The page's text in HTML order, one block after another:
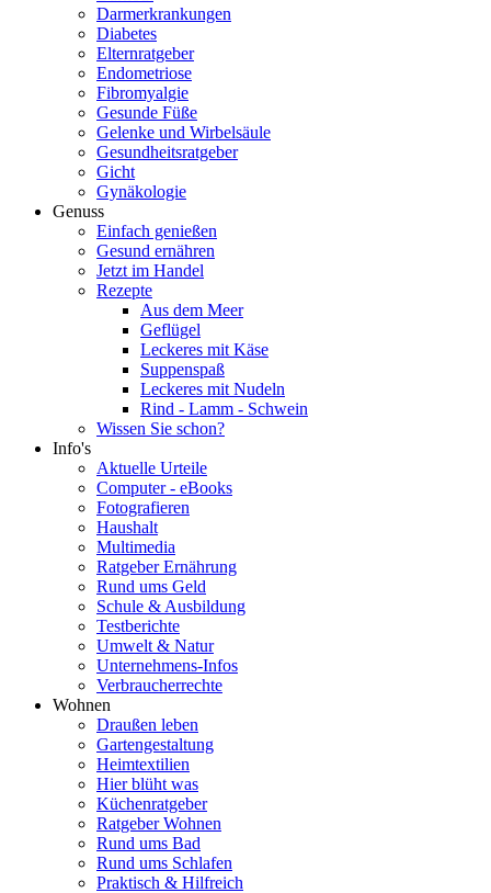
Darmerkrankungen
Diabetes
Elternratgeber
Endometriose
Fibromyalgie
Gesunde Füße
Gelenke und Wirbelsäule
Gesundheitsratgeber
Gicht
Gynäkologie
Genuss
Einfach genießen
Gesund ernähren
Jetzt im Handel
Rezepte
Aus dem Meer
Geflügel
Leckeres mit Käse
Suppenspaß
Leckeres mit Nudeln
Rind - Lamm - Schwein
Wissen Sie schon?
Info's
Aktuelle Urteile
Computer - eBooks
Fotografieren
Haushalt
Multimedia
Ratgeber Ernährung
Rund ums Geld
Schule & Ausbildung
Testberichte
Umwelt & Natur
Unternehmens-Infos
Verbraucherrechte
Wohnen
Draußen leben
Gartengestaltung
Heimtextilien
Hier blüht was
Küchenratgeber
Ratgeber Wohnen
Rund ums Bad
Rund ums Schlafen
Praktisch & Hilfreich